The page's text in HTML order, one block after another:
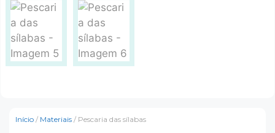
Início / Materiais / Pescaria das sílabas